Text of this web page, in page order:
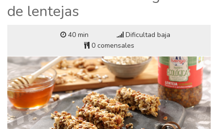
de lentejas
40 min
Dificultad baja
0 comensales